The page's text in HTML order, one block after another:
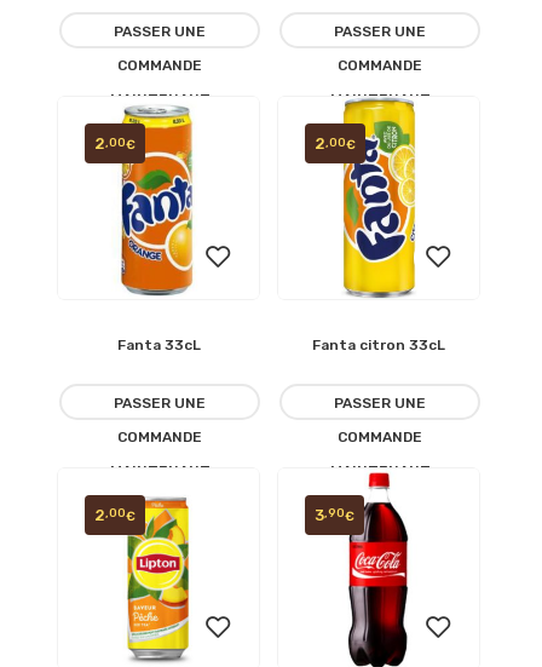
à la
liste
PASSER UNE
COMMANDE
MAINTENANT
à la
liste
PASSER UNE
COMMANDE
MAINTENANT
Ajouter
à la
liste
Fanta 33cL
2 ,00€
PASSER UNE
COMMANDE
MAINTENANT
Ajouter
à la
liste
Fanta citron 33cL
2 ,00€
PASSER UNE
COMMANDE
MAINTENANT
2 ,00€ 3 ,90€